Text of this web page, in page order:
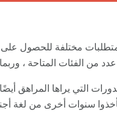
متطلبات مختلفة للحصول على
من الفئات المتاحة ،
التي يراها المراهق
يأخذوا سنوات أخرى من